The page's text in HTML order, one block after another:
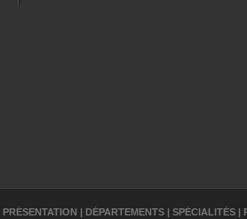
PRÉSENTATION | DÉPARTEMENTS | SPÉCIALITÉS |